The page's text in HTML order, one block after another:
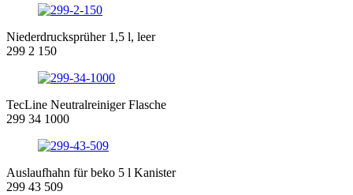
Niederdrucksprüher 1,5 l, leer
299 2 150
TecLine Neutralreiniger Flasche
299 34 1000
Auslaufhahn für beko 5 l Kanister
299 43 509